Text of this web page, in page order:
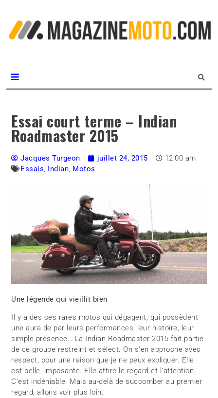
Essai court terme – Indian
Roadmaster 2015
Jacques Turgeon juillet 24, 2015
12:00 am
Essais, Indian, Motos
Une légende qui vieillit bien
Il y a des ces rares motos qui dégagent, qui possèdent
une aura de par leurs performances, leur histoire, leur
simple présence… La Indian Roadmaster 2015 fait partie
de ce groupe restreint et sélect. On s’en approche avec
respect, pour une raison que je ne peux expliquer. Elle
est belle, imposante. Elle attire le regard et l’attention.
C’est indéniable. Mais au-delà de succomber au premier
regard, allons voir plus loin.